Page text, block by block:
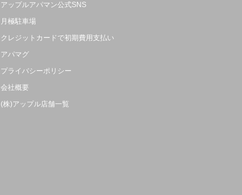
アップルアパマン公式SNS
月極駐車場
クレジットカードで初期費用支払い
アパマグ
プライバシーポリシー
会社概要
(株)アップル店舗一覧